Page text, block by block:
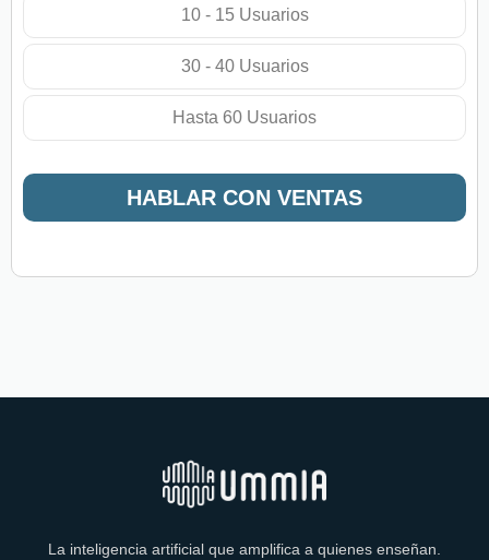
10 - 15 Usuarios
30 - 40 Usuarios
Hasta 60 Usuarios
HABLAR CON VENTAS
La inteligencia artificial que amplifica a quienes enseñan.